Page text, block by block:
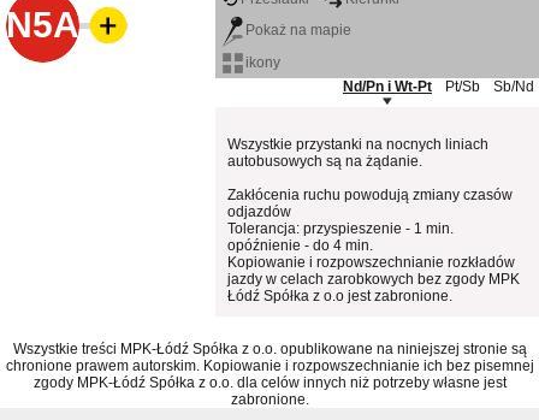
N5A
Pokaż na mapie
ikony
Nd/Pn i Wt-Pt
Pt/Sb Sb/Nd
Wszystkie przystanki na nocnych liniach
autobusowych są na żądanie.
Zakłócenia ruchu powodują zmiany czasów
odjazdów
Tolerancja: przyspieszenie - 1 min.
opóźnienie - do 4 min.
Kopiowanie i rozpowszechnianie rozkładów
jazdy w celach zarobkowych bez zgody MPK
Łódź Spółka z o.o jest zabronione.
Wszystkie treści MPK-Łódź Spółka z o.o. opublikowane na niniejszej stronie są
chronione prawem autorskim. Kopiowanie i rozpowszechnianie ich bez pisemnej
zgody MPK-Łódź Spółka z o.o. dla celów innych niż potrzeby własne jest
zabronione.